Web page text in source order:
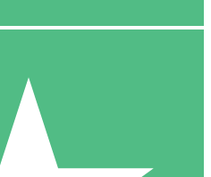
20 00